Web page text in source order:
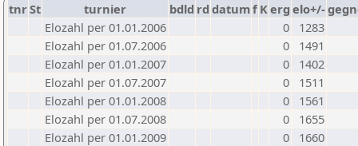
tnrSt turnier bdld rd datumf Kerg elo+/-
Elozahl per 01.01.2006
0
1283
Elozahl per 01.07.2006
0
1491
Elozahl per 01.01.2007
0
1402
Elozahl per 01.07.2007
0
1511
Elozahl per 01.01.2008
0
1561
Elozahl per 01.07.2008
0
1655
Elozahl per 01.01.2009
0
1660